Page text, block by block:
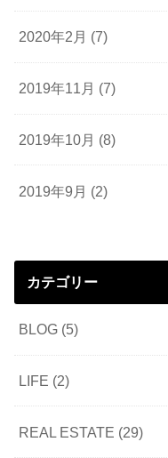
2020年2月 (7)
2019年11月 (7)
2019年10月 (8)
2019年9月 (2)
カテゴリー
BLOG (5)
LIFE (2)
REAL ESTATE (29)